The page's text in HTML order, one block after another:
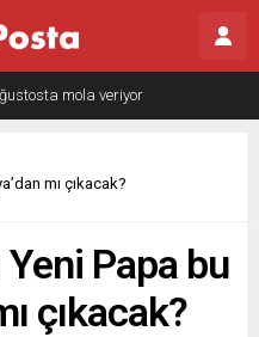
mola veriyor
mı çıkacak?
Papa bu
çıkacak?